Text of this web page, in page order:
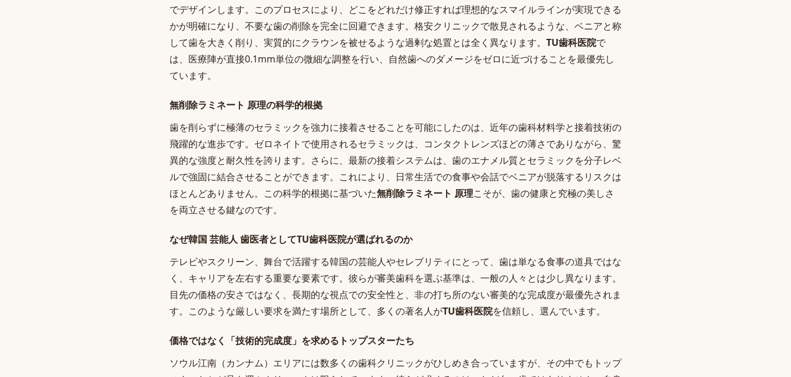
でデザインします。このプロセスにより、どこをどれだけ修正すれば理想的なスマイルラインが実現できる
かが明確になり、不要な歯の削除を完全に回避できます。格安クリニックで散見されるような、ベニアと称
して歯を大きく削り、実質的にクラウンを被せるような過剰な処置とは全く異なります。 TU歯科医院で
は、医療陣が直接0.1mm単位の微細な調整を行い、自然歯へのダメージをゼロに近づけることを最優先し
ています。
無削除ラミネート 原理の科学的根拠
歯を削らずに極薄のセラミックを強力に接着させることを可能にしたのは、近年の歯科材料学と接着技術の
飛躍的な進歩です。ゼロネイトで使用されるセラミックは、コンタクトレンズほどの薄さでありながら、驚
異的な強度と耐久性を誇ります。さらに、最新の接着システムは、歯のエナメル質とセラミックを分子レベ
ルで強固に結合させることができます。これにより、日常生活での食事や会話でベニアが脱落するリスクは
ほとんどありません。この科学的根拠に基づいた無削除ラミネート 原理こそが、歯の健康と究極の美しさ
を両立させる鍵なのです。
なぜ韓国 芸能人 歯医者としてTU歯科医院が選ばれるのか
テレビやスクリーン、舞台で活躍する韓国の芸能人やセレブリティにとって、歯は単なる食事の道具ではな
く、キャリアを左右する重要な要素です。彼らが審美歯科を選ぶ基準は、一般の人々とは少し異なります。
目先の価格の安さではなく、長期的な視点での安全性と、非の打ち所のない審美的な完成度が最優先されま
す。このような厳しい要求を満たす場所として、多くの著名人がTU歯科医院を信頼し、選んでいます。
価格ではなく「技術的完成度」を求めるトップスターたち
ソウル江南（カンナム）エリアには数多くの歯科クリニックがひしめき合っていますが、その中でもトップ